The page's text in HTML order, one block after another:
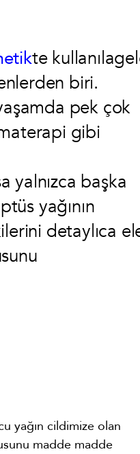
te
biri.
pek çok
gibi
yalnızca başka
yağının
detaylıca
yağın cildimize olan
madde madde